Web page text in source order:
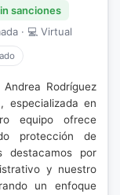
sanciones
· 💻 Virtual
Rodríguez
especializada en
equipo ofrece
protección de
destacamos por
y nuestro
un enfoque